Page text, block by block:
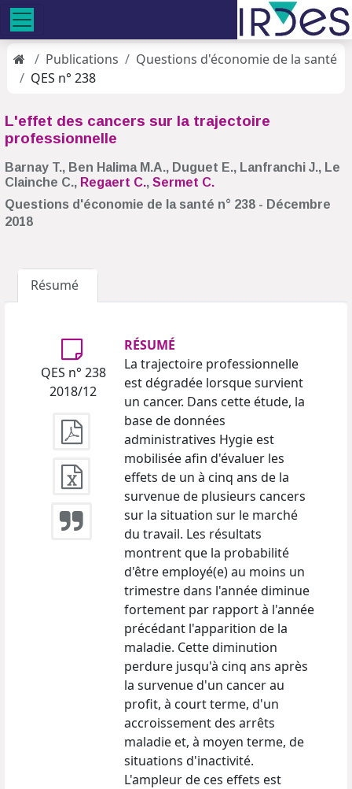
Publications
Questions d'économie de la santé
QES n° 238
L'effet des cancers sur la trajectoire
professionnelle
Barnay T., Ben Halima M.A., Duguet E., Lanfranchi J., Le
Clainche C., Regaert C., Sermet C.
Questions d'économie de la santé n° 238 - Décembre
2018
Résumé
QES n° 238
2018/12
RÉSUMÉ
La trajectoire professionnelle
est dégradée lorsque survient
un cancer. Dans cette étude, la
base de données
administratives Hygie est
mobilisée afin d'évaluer les
effets de un à cinq ans de la
survenue de plusieurs cancers
sur la situation sur le marché
du travail. Les résultats
montrent que la probabilité
d'être employé(e) au moins un
trimestre dans l'année diminue
fortement par rapport à l'année
précédant l'apparition de la
maladie. Cette diminution
perdure jusqu'à cinq ans après
la survenue d'un cancer au
profit, à court terme, d'un
accroissement des arrêts
maladie et, à moyen terme, de
situations d'inactivité.
L'ampleur de ces effets est